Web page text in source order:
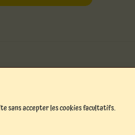
sans accepter les cookies facultatifs.